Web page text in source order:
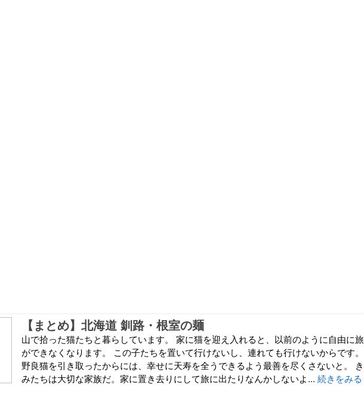
【まとめ】北海道 釧路・根室の麺
山で拾った猫たちと暮らしています。 家に猫を迎え入れると、以前のように自由に旅
ができなくなります。 この子たちを置いて行けないし、連れても行けないからです。
野良猫を引き取ったからには、幸せに天寿を全うできるよう最善を尽くさないと。 き
みたちは大切な家族だ。家に置き去りにして旅に出たりなんかしないよ... 続きをみる